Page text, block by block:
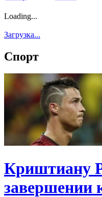
Loading...
Загрузка...
Спорт
Криштиану
завершении